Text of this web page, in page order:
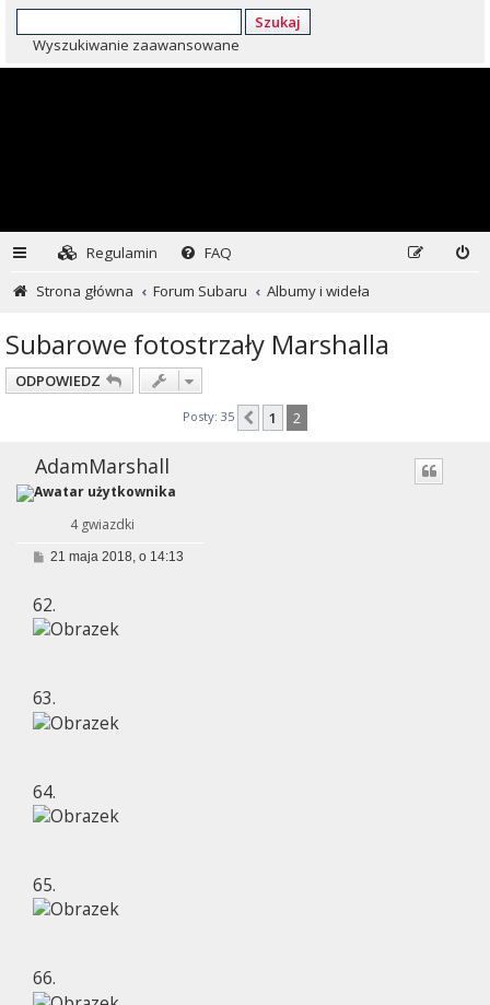
Szukaj
Wyszukiwanie zaawansowane
Regulamin
FAQ
Strona główna
Forum Subaru Albumy i wideła
Subarowe fotostrzały Marshalla
ODPOWIEDZ
Posty: 35 Poprzednia
1 2
AdamMarshall
4 gwiazdki
P
t
21 maja 2018, o 14:13
62.
63.
64.
65.
66.